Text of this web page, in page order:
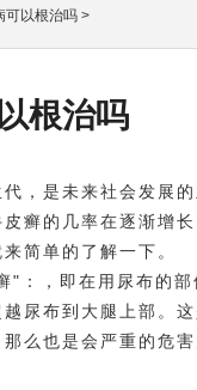
可以根治吗 >
根治吗
，是未来社会发展的
癣的几率在逐渐增长
简单的了解一下。
：，即在用尿布的部
尿布到大腿上部。这
么也是会严重的危害